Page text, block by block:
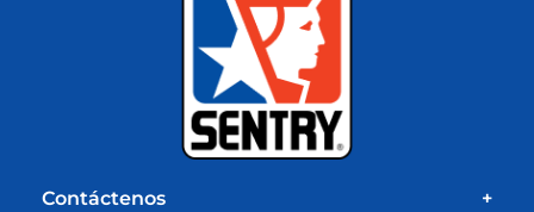
Contáctenos +